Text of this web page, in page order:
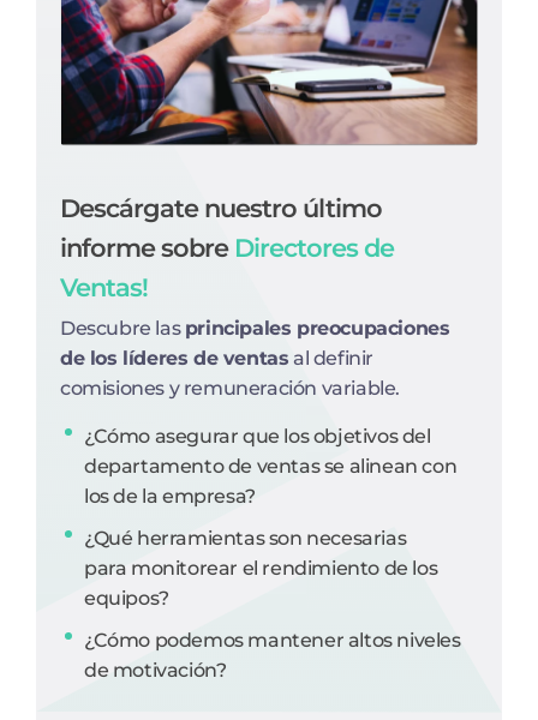
Descárgate nuestro último
informe sobre Directores de
Ventas!
Descubre las principales preocupaciones
de los líderes de ventas al definir
comisiones y remuneración variable.
¿Cómo asegurar que los objetivos del
departamento de ventas se alinean con
los de la empresa?
¿Qué herramientas son necesarias
para monitorear el rendimiento de los
equipos?
¿Cómo podemos mantener altos niveles
de motivación?